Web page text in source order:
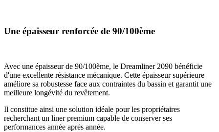
Une épaisseur renforcée de 90/100ème
Avec une épaisseur de 90/100ème, le Dreamliner 2090 bénéficie
d'une excellente résistance mécanique. Cette épaisseur supérieure
améliore sa robustesse face aux contraintes du bassin et garantit une
meilleure longévité du revêtement.
Il constitue ainsi une solution idéale pour les propriétaires
recherchant un liner premium capable de conserver ses
performances année après année.